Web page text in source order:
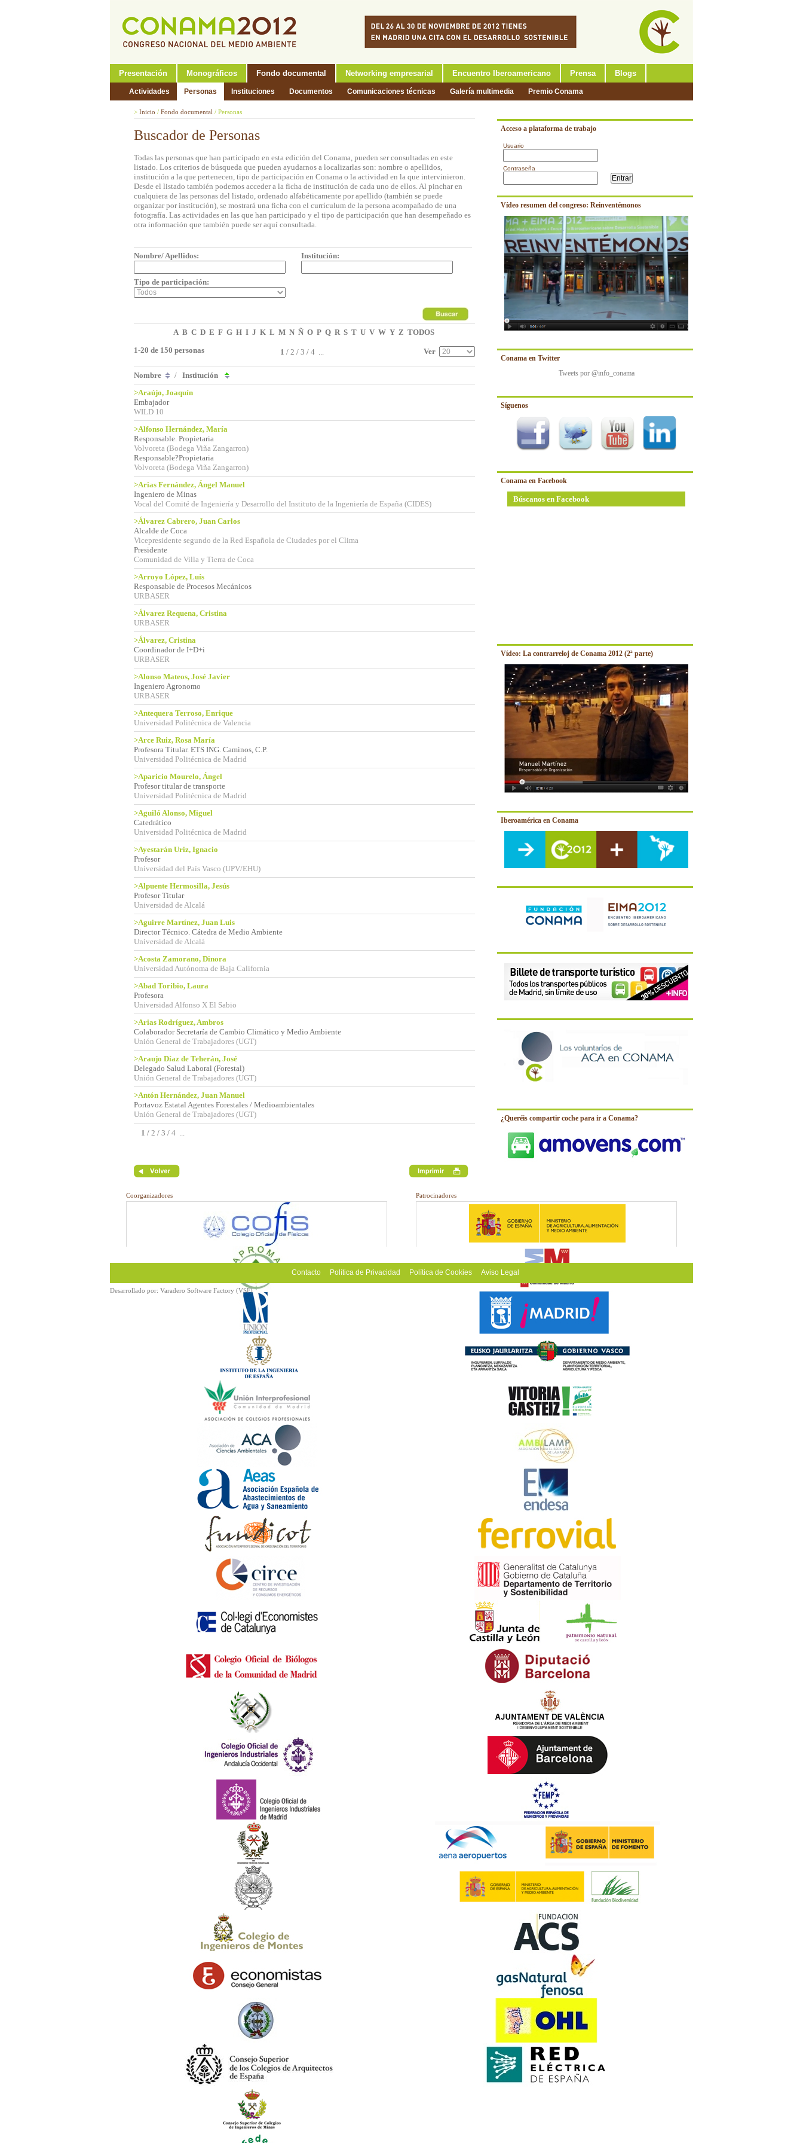
Presentación Monográficos Fondo documental Networking empresarial Encuentro Iberoamericano Prensa Blogs
Actividades Personas Instituciones Documentos Comunicaciones técnicas Galería multimedia Premio Conama
Acceso a plataforma de trabajo
Usuario
Contraseña
Vídeo resumen del congreso: Reinventémonos
Conama en Twitter
Tweets por @info_conama
Síguenos
Conama en Facebook
Búscanos en Facebook
Vídeo: La contrarreloj de Conama 2012 (2ª parte)
Iberoamérica en Conama
¿Queréis compartir coche para ir a Conama?
> Inicio / Fondo documental / Personas
Buscador de Personas
Todas las personas que han participado en esta edición del Conama, pueden ser consultadas en este
listado. Los criterios de búsqueda que pueden ayudarnos a localizarlas son: nombre o apellidos,
institución a la que pertenecen, tipo de participación en Conama o la actividad en la que intervinieron.
Desde el listado también podemos acceder a la ficha de institución de cada uno de ellos. Al pinchar en
cualquiera de las personas del listado, ordenado alfabéticamente por apellido (también se puede
organizar por institución), se mostrará una ficha con el currículum de la persona acompañado de una
fotografía. Las actividades en las que han participado y el tipo de participación que han desempeñado es
otra información que también puede ser aquí consultada.
Nombre/ Apellidos: Institución:
Tipo de participación:
A B C D E F G H I J K L M N Ñ O P Q R S T U V W Y Z TODOS
1-20 de 150 personas
1 / 2 / 3 / 4 ... Ver
Nombre / Institución
>Araújo, Joaquín
Embajador
WILD 10
>Alfonso Hernández, María
Responsable. Propietaria
Volvoreta (Bodega Viña Zangarron)
Responsable?Propietaria
Volvoreta (Bodega Viña Zangarron)
>Arias Fernández, Ángel Manuel
Ingeniero de Minas
Vocal del Comité de Ingeniería y Desarrollo del Instituto de la Ingeniería de España (CIDES)
>Álvarez Cabrero, Juan Carlos
Alcalde de Coca
Vicepresidente segundo de la Red Española de Ciudades por el Clima
Presidente
Comunidad de Villa y Tierra de Coca
>Arroyo López, Luís
Responsable de Procesos Mecánicos
URBASER
>Álvarez Requena, Cristina
URBASER
>Álvarez, Cristina
Coordinador de I+D+i
URBASER
>Alonso Mateos, José Javier
Ingeniero Agronomo
URBASER
>Antequera Terroso, Enrique
Universidad Politécnica de Valencia
>Arce Ruiz, Rosa María
Profesora Titular. ETS ING. Caminos, C.P.
Universidad Politécnica de Madrid
>Aparicio Mourelo, Ángel
Profesor titular de transporte
Universidad Politécnica de Madrid
>Aguiló Alonso, Miguel
Catedrático
Universidad Politécnica de Madrid
>Ayestarán Uriz, Ignacio
Profesor
Universidad del País Vasco (UPV/EHU)
>Alpuente Hermosilla, Jesús
Profesor Titular
Universidad de Alcalá
>Aguirre Martínez, Juan Luis
Director Técnico. Cátedra de Medio Ambiente
Universidad de Alcalá
>Acosta Zamorano, Dinora
Universidad Autónoma de Baja California
>Abad Toribio, Laura
Profesora
Universidad Alfonso X El Sabio
>Arias Rodríguez, Ambros
Colaborador Secretaría de Cambio Climático y Medio Ambiente
Unión General de Trabajadores (UGT)
>Araujo Díaz de Teherán, José
Delegado Salud Laboral (Forestal)
Unión General de Trabajadores (UGT)
>Antón Hernández, Juan Manuel
Portavoz Estatal Agentes Forestales / Medioambientales
Unión General de Trabajadores (UGT)
1 / 2 / 3 / 4 ...
Patrocinadores
Coorganizadores
Contacto Política de Privacidad Política de Cookies Aviso Legal
Desarrollado por: Varadero Software Factory (VSF)